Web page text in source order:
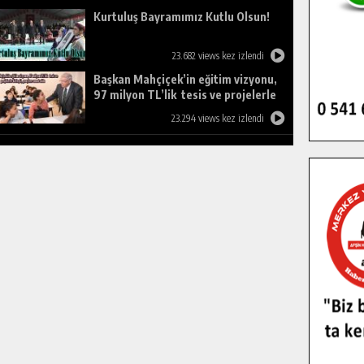
Kurtuluş Bayramımız Kutlu Olsun!
23.682 views kez izlendi
Başkan Mahçiçek’in eğitim vizyonu,
97 milyon TL’lik tesis ve projelerle
23.294 views kez izlendi